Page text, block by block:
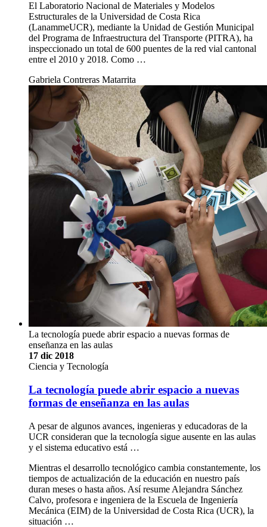
El Laboratorio Nacional de Materiales y Modelos
Estructurales de la Universidad de Costa Rica
(LanammeUCR), mediante la Unidad de Gestión Municipal
del Programa de Infraestructura del Transporte (PITRA), ha
inspeccionado un total de 600 puentes de la red vial cantonal
entre el 2010 y 2018. Como …
Gabriela Contreras Matarrita
La tecnología puede abrir espacio a nuevas formas de
enseñanza en las aulas
17 dic 2018
Ciencia y Tecnología
La tecnología puede abrir espacio a nuevas
formas de enseñanza en las aulas
A pesar de algunos avances, ingenieras y educadoras de la
UCR consideran que la tecnología sigue ausente en las aulas
y el sistema educativo está …
Mientras el desarrollo tecnológico cambia constantemente, los
tiempos de actualización de la educación en nuestro país
duran meses o hasta años. Así resume Alejandra Sánchez
Calvo, profesora e ingeniera de la Escuela de Ingeniería
Mecánica (EIM) de la Universidad de Costa Rica (UCR), la
situación …